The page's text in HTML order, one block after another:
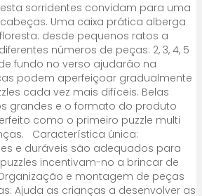
sorridentes convidam para uma
Uma caixa prática alberga
desde pequenos ratos a
números de peças: 2, 3, 4, 5
fundo no verso ajudarão na
podem aperfeiçoar gradualmente
cada vez mais difíceis. Belas
grandes e o formato do produto
como o primeiro puzzle multi
Característica única:
e duráveis ​​são adequados para
incentivam-no a brincar de
e montagem de peças
Ajuda as crianças a desenvolver as